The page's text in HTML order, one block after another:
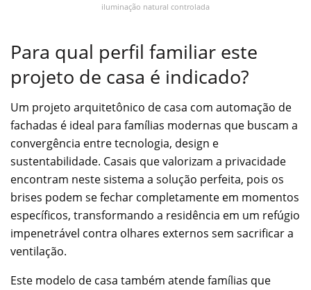
iluminação natural controlada
Para qual perfil familiar este
projeto de casa é indicado?
Um projeto arquitetônico de casa com automação de
fachadas é ideal para famílias modernas que buscam a
convergência entre tecnologia, design e
sustentabilidade. Casais que valorizam a privacidade
encontram neste sistema a solução perfeita, pois os
brises podem se fechar completamente em momentos
específicos, transformando a residência em um refúgio
impenetrável contra olhares externos sem sacrificar a
ventilação.
Este modelo de casa também atende famílias que